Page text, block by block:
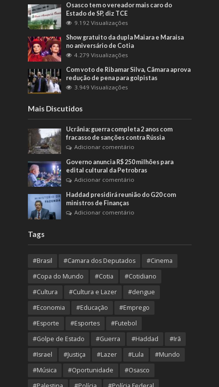
Osasco tem o vereador mais caro do
Estado de SP, diz TCE
9.192 Visualizações
Show gratuito da dupla Maiara e Maraisa
no aniversário de Cotia
4.279 Visualizações
Com voto de Ribamar Silva, Câmara aprova
redução de pena para golpistas
3.949 Visualizações
Mais Discutidos
Ucrânia: guerra completa 2 anos com
fracasso de sanções contra Rússia
Adicionar comentário
Governo anuncia R$ 250 milhões para
edital cultural da Petrobras
Adicionar comentário
Haddad presidirá reunião do G20 com
ministros de Finanças
Adicionar comentário
Tags
#Brasil #Camara dos Deputados
#Cinema
#Copa do Mundo
#Cotia
#Cotidiano
#Cultura
#Cultura e Lazer
#dengue
#Economia
#Educação
#Emprego
#Esporte
#Esportes
#Futebol
#Golpe de Estado
#Guerra #Haddad
#Irã
#Israel
#Justiça #Lazer #Lula
#Mundo
#Música
#Oportunidade
#Osasco